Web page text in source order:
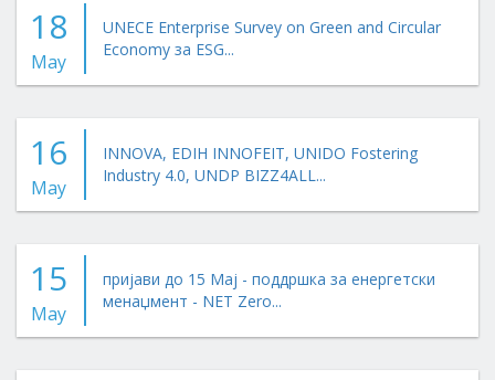
18
May
UNECE Enterprise Survey on Green and Circular
Economy за ESG...
16
May
INNOVA, EDIH INNOFEIT, UNIDO Fostering
Industry 4.0, UNDP BIZZ4ALL...
15
May
пријави до 15 Мај - поддршка за енергетски
менаџмент - NET Zero...